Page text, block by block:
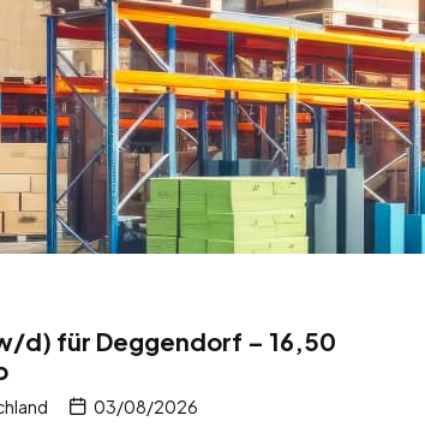
d) für Deggendorf – 16,50
03/08/2026